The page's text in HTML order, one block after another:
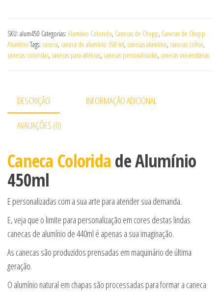
SKU: alum450 Categorias: Alumínio Colorido, Canecas de Chopp, Canecas de Chopp
Alumínio Tags: caneca, caneca de alumínio 350 ml, canecas alumínio, canecas collor,
canecas coloridas, canecas para atléticas, canecas personalizadas, canecas universitárias
DESCRIÇÃO INFORMAÇÃO ADICIONAL
AVALIAÇÕES (0)
Caneca Colorida de Alumínio
450ml
E personalizadas com a sua arte para atender sua demanda.
E, veja que o limite para personalização em cores destas lindas
canecas de alumínio de 440ml é apenas a sua imaginação.
As canecas são produzidos prensadas em maquinário de última
geração.
O alumínio natural em chapas são processadas para formar a caneca